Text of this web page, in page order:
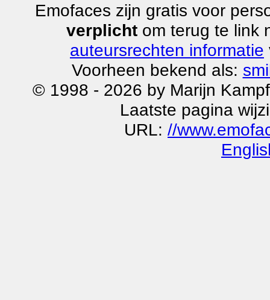
Emofaces zijn gratis voor
verplichtom terug te link
auteursrechten informatie
Voorheen bekend als:
© 1998 - 2026 by Marijn
Laatste pagina
URL: //